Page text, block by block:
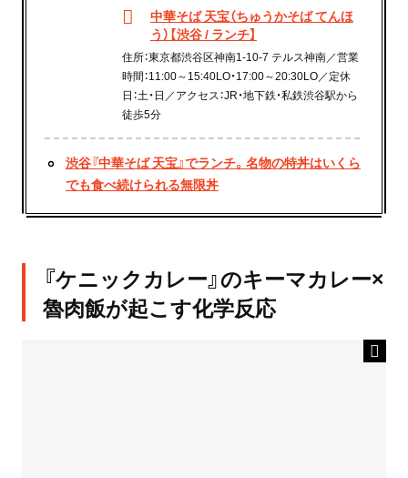
中華そば 天宝（ちゅうかそば てんほ
う）【渋谷 / ランチ】
住所：東京都渋谷区神南1-10-7 テルス神南／営業
時間：11:00～15:40LO・17:00～20:30LO／定休
日：土・日／アクセス：JR・地下鉄・私鉄渋谷駅から
徒歩5分
渋谷『中華そば 天宝』でランチ。名物の特丼はいくら
でも食べ続けられる無限丼
『ケニックカレー』のキーマカレー×
魯肉飯が起こす化学反応